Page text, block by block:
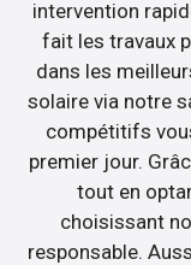
intervention
fait les travaux
dans les
solaire via notre
compétitifs
premier jour.
tout en
choisissant
responsable.